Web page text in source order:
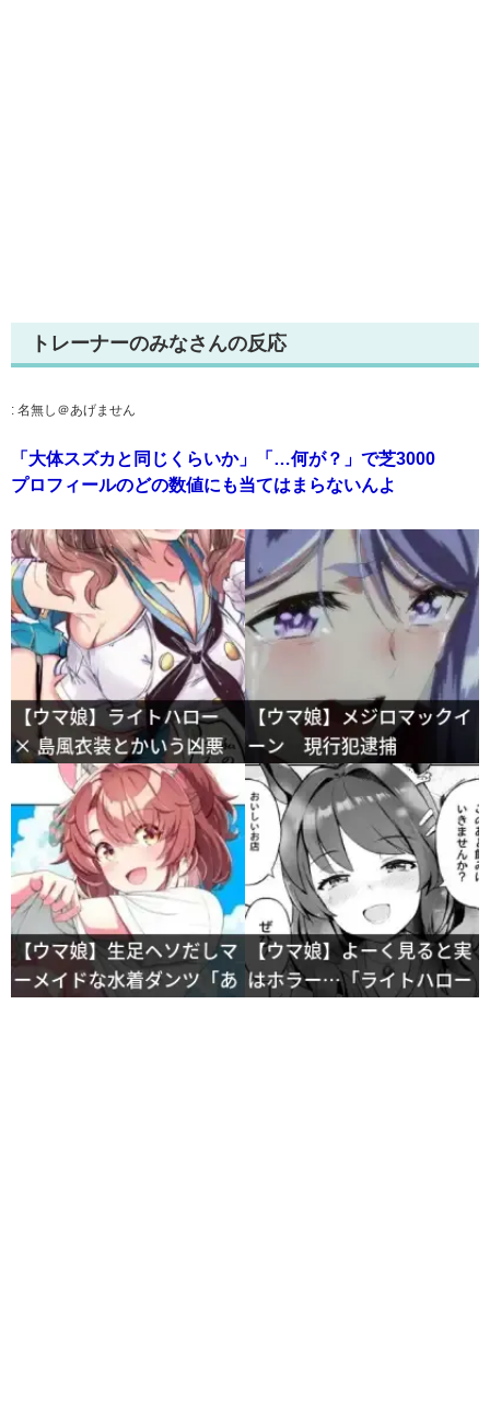
トレーナーのみなさんの反応
: 名無し＠あげません
「大体スズカと同じくらいか」「…何が？」で芝3000
プロフィールのどの数値にも当てはまらないんよ